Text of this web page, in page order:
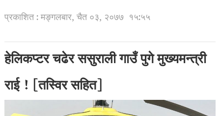
प्रकाशित : मङ्गलबार, चैत ०३, २०७७ १५:५५
हेलिकप्टर चढेर ससुराली गाउँ पुगे मुख्यमन्त्री
राई ! [तस्विर सहित]